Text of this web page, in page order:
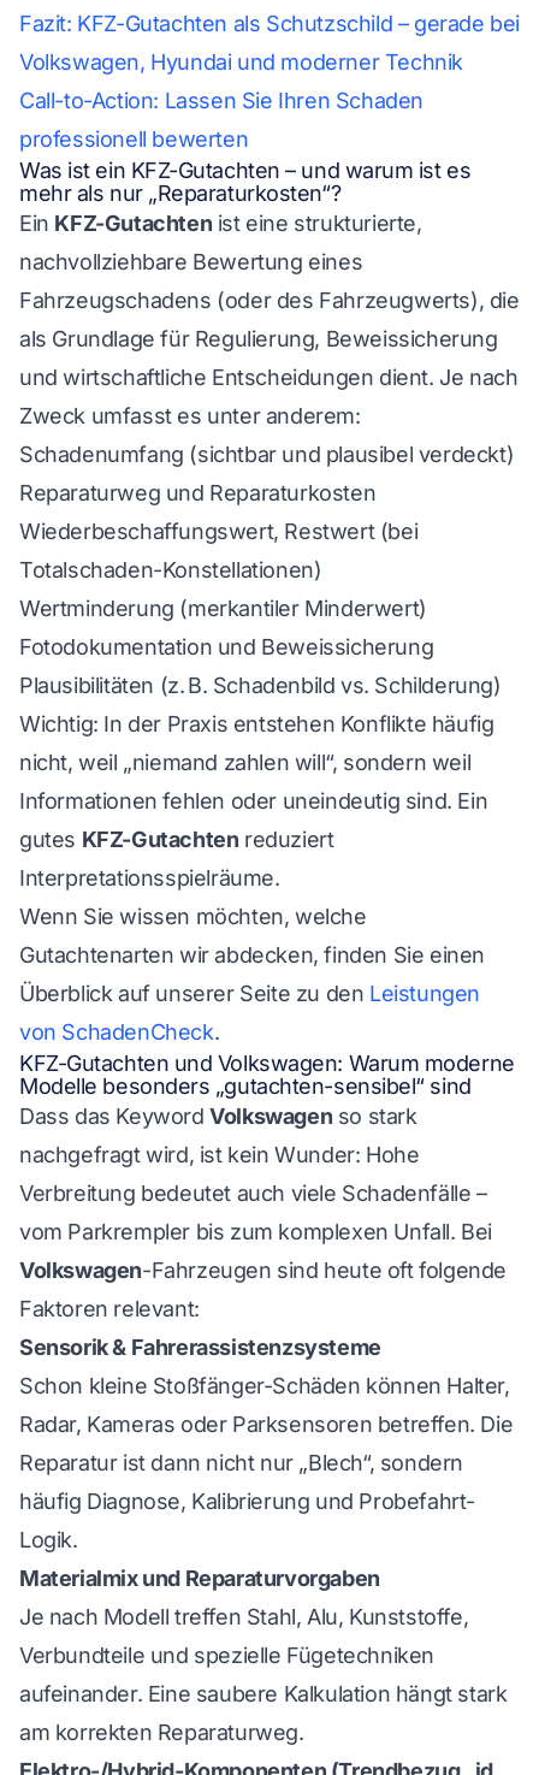
Fazit: KFZ-Gutachten als Schutzschild – gerade bei
Volkswagen, Hyundai und moderner Technik
Call-to-Action: Lassen Sie Ihren Schaden
professionell bewerten
Was ist ein KFZ-Gutachten – und warum ist es
mehr als nur „Reparaturkosten“?
Ein KFZ-Gutachten ist eine strukturierte,
nachvollziehbare Bewertung eines
Fahrzeugschadens (oder des Fahrzeugwerts), die
als Grundlage für Regulierung, Beweissicherung
und wirtschaftliche Entscheidungen dient. Je nach
Zweck umfasst es unter anderem:
Schadenumfang (sichtbar und plausibel verdeckt)
Reparaturweg und Reparaturkosten
Wiederbeschaffungswert, Restwert (bei
Totalschaden-Konstellationen)
Wertminderung (merkantiler Minderwert)
Fotodokumentation und Beweissicherung
Plausibilitäten (z. B. Schadenbild vs. Schilderung)
Wichtig: In der Praxis entstehen Konflikte häufig
nicht, weil „niemand zahlen will“, sondern weil
Informationen fehlen oder uneindeutig sind. Ein
gutes KFZ-Gutachten reduziert
Interpretationsspielräume.
Wenn Sie wissen möchten, welche
Gutachtenarten wir abdecken, finden Sie einen
Überblick auf unserer Seite zu den Leistungen
von SchadenCheck.
KFZ-Gutachten und Volkswagen: Warum moderne
Modelle besonders „gutachten-sensibel“ sind
Dass das KeywordVolkswagen so stark
nachgefragt wird, ist kein Wunder: Hohe
Verbreitung bedeutet auch viele Schadenfälle –
vom Parkrempler bis zum komplexen Unfall. Bei
Volkswagen-Fahrzeugen sind heute oft folgende
Faktoren relevant:
Sensorik & Fahrerassistenzsysteme
Schon kleine Stoßfänger-Schäden können Halter,
Radar, Kameras oder Parksensoren betreffen. Die
Reparatur ist dann nicht nur „Blech“, sondern
häufig Diagnose, Kalibrierung und Probefahrt-
Logik.
Materialmix und Reparaturvorgaben
Je nach Modell treffen Stahl, Alu, Kunststoffe,
Verbundteile und spezielle Fügetechniken
aufeinander. Eine saubere Kalkulation hängt stark
am korrekten Reparaturweg.